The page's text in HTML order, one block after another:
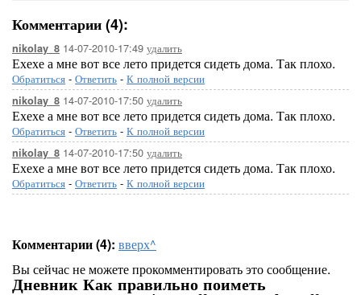
Комментарии (4):
nikolay_8 14-07-2010-17:49 удалить
Ехехе а мне вот все лето придется сидеть дома. Так плохо.
Обратиться - Ответить - К полной версии
nikolay_8 14-07-2010-17:50 удалить
Ехехе а мне вот все лето придется сидеть дома. Так плохо.
Обратиться - Ответить - К полной версии
nikolay_8 14-07-2010-17:50 удалить
Ехехе а мне вот все лето придется сидеть дома. Так плохо.
Обратиться - Ответить - К полной версии
Комментарии (4): вверх^
Вы сейчас не можете прокомментировать это сообщение.
Дневник Как правильно поиметь